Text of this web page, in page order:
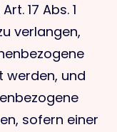
17 Abs. 1
verlangen,
werden, und
sofern einer